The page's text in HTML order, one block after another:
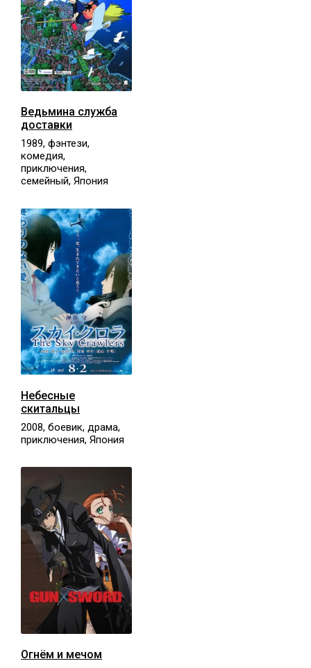
Ведьмина служба
доставки
1989, фэнтези,
комедия,
приключения,
семейный, Япония
Небесные
скитальцы
2008, боевик, драма,
приключения, Япония
Огнём и мечом